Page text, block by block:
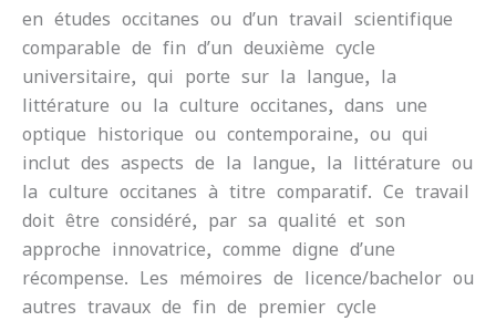
en études occitanes ou d’un travail scientifique
comparable de fin d’un deuxième cycle
universitaire, qui porte sur la langue, la
littérature ou la culture occitanes, dans une
optique historique ou contemporaine, ou qui
inclut des aspects de la langue, la littérature ou
la culture occitanes à titre comparatif. Ce travail
doit être considéré, par sa qualité et son
approche innovatrice, comme digne d’une
récompense. Les mémoires de licence/bachelor ou
autres travaux de fin de premier cycle